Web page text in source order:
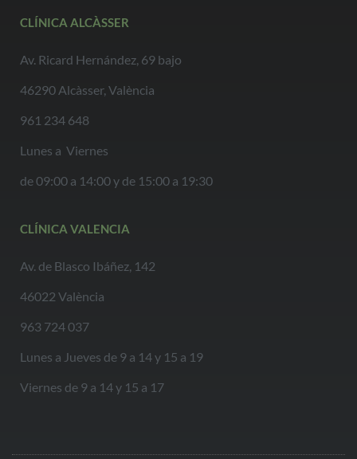
CLÍNICA ALCÀSSER
Av. Ricard Hernández, 69 bajo
46290 Alcàsser, València
961 234 648
Lunes a Viernes
de 09:00 a 14:00 y de 15:00 a 19:30
CLÍNICA VALENCIA
Av. de Blasco Ibáñez, 142
46022 València
963 724 037
Lunes a Jueves de 9 a 14 y 15 a 19
Viernes de 9 a 14 y 15 a 17